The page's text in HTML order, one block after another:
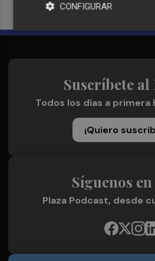
Suscríbete al
Todos los días a primera
¡Quiero
Síguenos
Plaza Podcast, desde
CONFIGURAR